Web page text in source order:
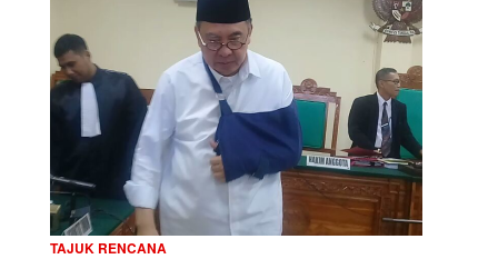
TAJUK RENCANA